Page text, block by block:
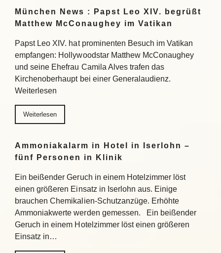
München News : Papst Leo XIV. begrüßt
Matthew McConaughey im Vatikan
Papst Leo XIV. hat prominenten Besuch im Vatikan
empfangen: Hollywoodstar Matthew McConaughey
und seine Ehefrau Camila Alves trafen das
Kirchenoberhaupt bei einer Generalaudienz.
Weiterlesen
Weiterlesen
Ammoniakalarm in Hotel in Iserlohn –
fünf Personen in Klinik
Ein beißender Geruch in einem Hotelzimmer löst
einen größeren Einsatz in Iserlohn aus. Einige
brauchen Chemikalien-Schutzanzüge. Erhöhte
Ammoniakwerte werden gemessen. Ein beißender
Geruch in einem Hotelzimmer löst einen größeren
Einsatz in…